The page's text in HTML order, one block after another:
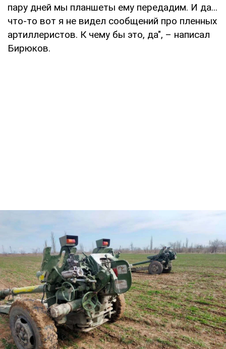
пару дней мы планшеты ему передадим. И да...
что-то вот я не видел сообщений про пленных
артиллеристов. К чему бы это, да", – написал
Бирюков.